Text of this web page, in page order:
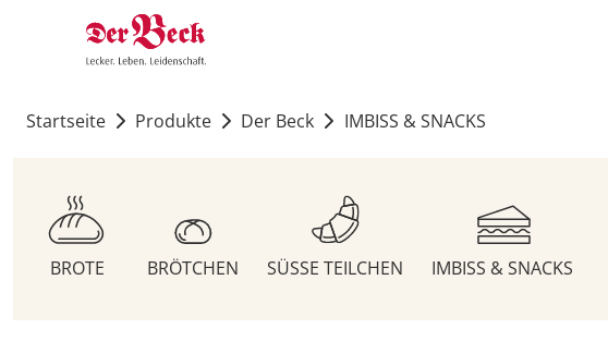
Startseite Produkte Der Beck IMBISS & SNACKS
BROTE BRÖTCHEN SÜSSE TEILCHEN IMBISS & SNACKS